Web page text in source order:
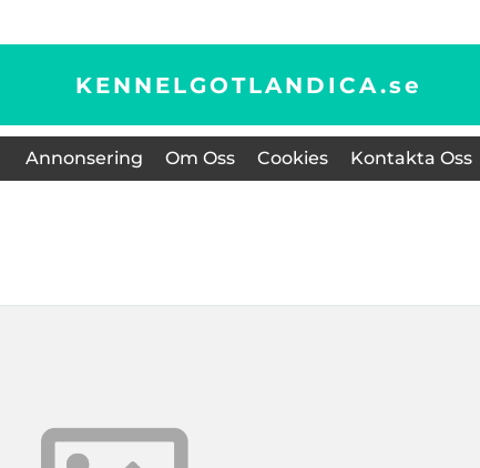
KENNELGOTLANDICA.se
Annonsering Om Oss Cookies Kontakta Oss